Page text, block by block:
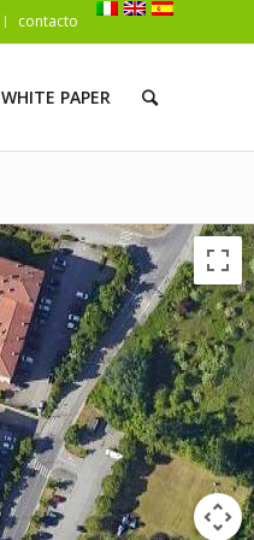
contacto
WHITE PAPER